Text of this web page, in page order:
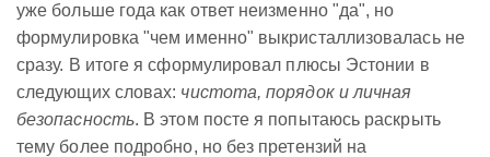
уже больше года как ответ неизменно "да", но
формулировка "чем именно" выкристаллизовалась не
сразу. В итоге я сформулировал плюсы Эстонии в
следующих словах: чистота, порядок и личная
безопасность. В этом посте я попытаюсь раскрыть
тему более подробно, но без претензий на